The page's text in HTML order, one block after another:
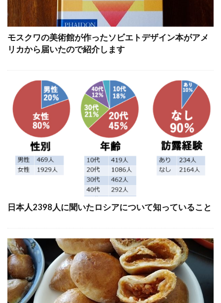
モスクワの美術館が作ったソビエトデザイン本がアメ
リカから届いたので紹介します
日本人2398人に聞いたロシアについて知っていること